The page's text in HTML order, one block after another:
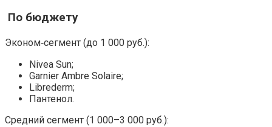
По бюджету
Эконом‑сегмент (до 1 000 руб.):
Nivea Sun;
Garnier Ambre Solaire;
Librederm;
Пантенол.
Средний сегмент (1 000–3 000 руб.):